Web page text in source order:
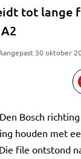
tot lange
30 oktober
Bosch
houden met
file ontstond